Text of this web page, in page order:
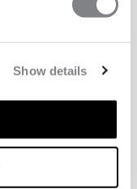
Show details